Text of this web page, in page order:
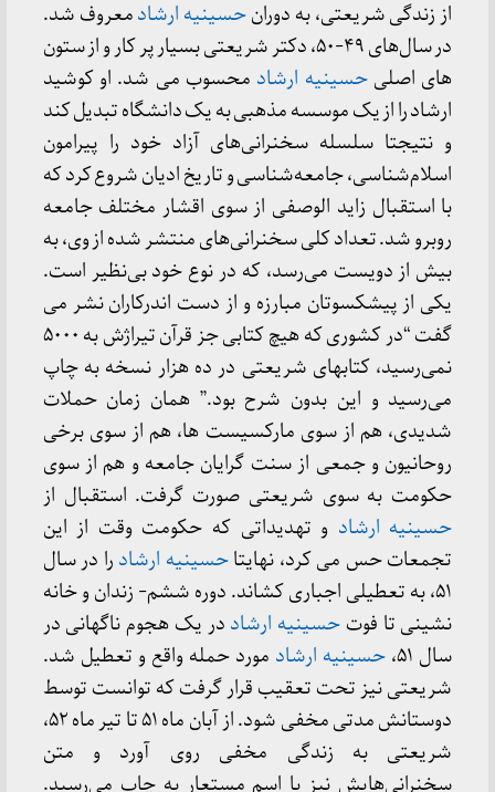
از زندگی شریعتی، به دورانحسینیه ارشادمعروف شد.
در سال‌های ۴۹-۵۰، دکتر شریعتی بسیار پر کار و از ستون
های اصلیحسینیه ارشاد محسوب می شد. او ‌کوشید
ارشاد را از یک موسسه مذهبی به یک دانشگاه تبدیل کند
و نتیجتا سلسله سخنرانی‌های آزاد خود را پیرامون
اسلام‌شناسی، جامعه‌شناسی و تاریخ ادیان شروع کرد که
با استقبال زاید الوصفی از سوی اقشار مختلف جامعه
روبرو شد. تعداد کلی سخنرانی‌های منتشر شده‌ از وی، به
بیش از دویست می‌رسد، که در نوع خود بی‌نظیر است.
یکی از پیشکسوتان مبارزه و از دست اندرکاران نشر می
گفت “در کشوری که هیچ کتابی جز قرآن تیراژش به ۵۰۰۰
نمی‌رسید، کتابهای شریعتی در ده هزار نسخه به چاپ
می‌رسید و این بدون شرح بود.” همان زمان حملات
شدیدی، هم از سوی مارکسیست ها، هم از سوی برخی
روحانیون و جمعی از سنت گرایان جامعه و هم از سوی
حکومت به سوی شریعتی صورت گرفت. استقبال از
حسینیه ارشاد و تهدیداتی که حکومت وقت از این
تجمعات حس می کرد، نهایتاحسینیه ارشاد را در سال
۵۱، به تعطیلی اجباری کشاند. دوره ششم- زندان و خانه
نشینی تا فوت حسینیه ارشاد در یک هجوم ناگهانی در
سال ۵١،
حسینیه ارشاد مورد حمله واقع و تعطیل شد.
شریعتی نیز تحت تعقیب قرار گرفت که توانست توسط
دوستانش مدتی مخفی شود. از آبان ماه ۵۱ تا تیر ماه ۵۲،
شریعتی به زندگی مخفی روی آورد و متن
سخنرانی‌هایش نیز با اسم مستعار به چاپ می‌رسید.